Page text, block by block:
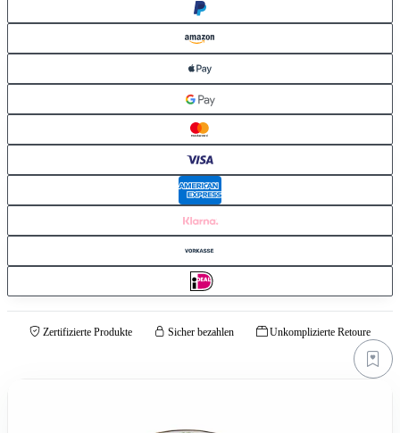
Zertifizierte Produkte Sicher bezahlen Unkomplizierte Retoure